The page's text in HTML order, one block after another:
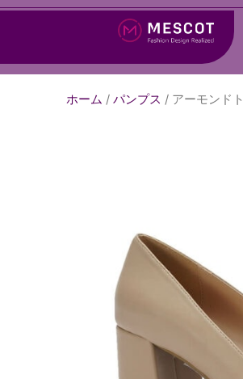
ホーム / パンプス / アーモンド